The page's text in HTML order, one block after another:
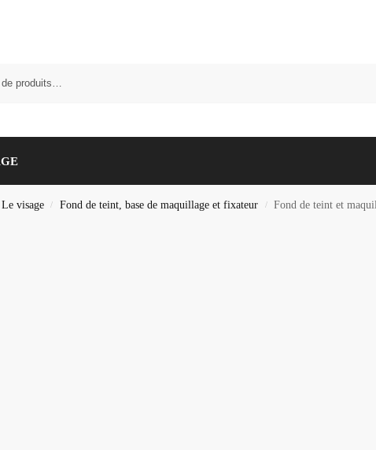
Le visage / Fond de teint, base de maquillage et fixateur / Fond de teint et